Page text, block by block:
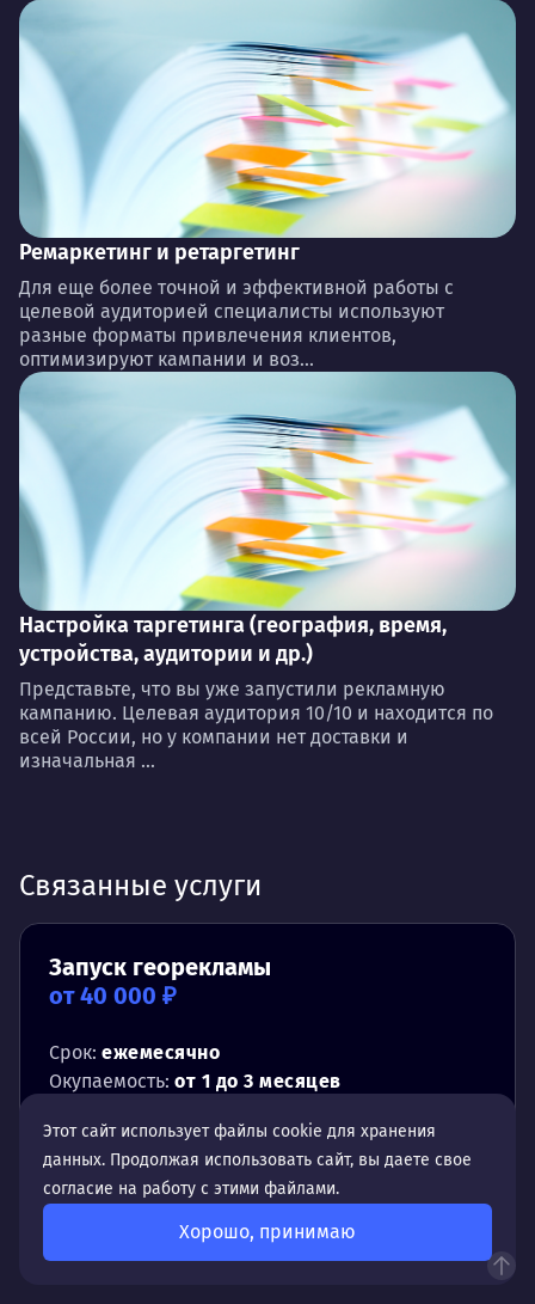
Ремаркетинг и ретаргетинг
Для еще более точной и эффективной работы с
целевой аудиторией специалисты используют
разные форматы привлечения клиентов,
оптимизируют кампании и воз...
Настройка таргетинга (география, время,
устройства, аудитории и др.)
Представьте, что вы уже запустили рекламную
кампанию. Целевая аудитория 10/10 и находится по
всей России, но у компании нет доставки и
изначальная ...
Связанные услуги
Запуск георекламы
от 40 000 ₽
Срок: ежемесячно
Окупаемость: от 1 до 3 месяцев
Этот сайт использует файлы cookie для хранения
данных. Продолжая использовать сайт, вы даете свое
согласие на работу с этими файлами.
Хорошо, принимаю